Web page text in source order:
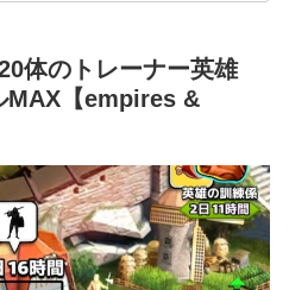
体のトレーナー英雄
MAX【empires &